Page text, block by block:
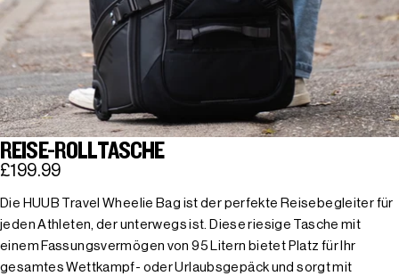
REISE-ROLLTASCHE
£199.99
Die HUUB Travel Wheelie Bag ist der perfekte Reisebegleiter für
jeden Athleten, der unterwegs ist. Diese riesige Tasche mit
einem Fassungsvermögen von 95 Litern bietet Platz für Ihr
gesamtes Wettkampf- oder Urlaubsgepäck und sorgt mit